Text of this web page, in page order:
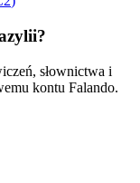
słownictwa i
kontu Falando.